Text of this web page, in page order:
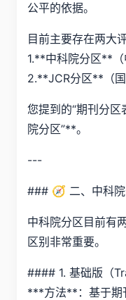
公平的依据。
目前主要存在两大
1.**中科院分区**（
2.**JCR分区**（国
您提到的“期刊分
院分区”**。
---
### 🧭 二、中科
中科院分区目前有
区别非常重要。
#### 1. 基础版（
***方法**：基于期